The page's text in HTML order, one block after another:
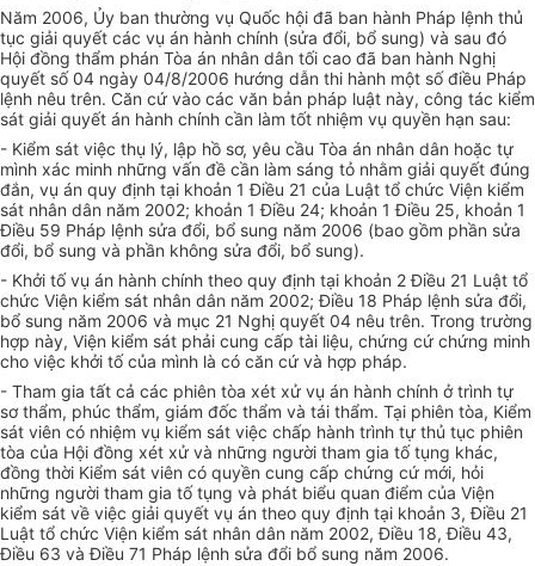
Năm 2006, Ủy ban thường vụ Quốc hội đã ban hành Pháp lệnh thủ
tục giải quyết các vụ án hành chính (sửa đổi, bổ sung) và sau đó
Hội đồng thẩm phán Tòa án nhân dân tối cao đã ban hành Nghị
quyết số 04 ngày 04/8/2006 hướng dẫn thi hành một số điều Pháp
lệnh nêu trên. Căn cứ vào các văn bản pháp luật này, công tác kiểm
sát giải quyết án hành chính cần làm tốt nhiệm vụ quyền hạn sau:
- Kiểm sát việc thụ lý, lập hồ sơ, yêu cầu Tòa án nhân dân hoặc tự
mình xác minh những vấn đề cần làm sáng tỏ nhằm giải quyết đúng
đắn, vụ án quy định tại khoản 1 Điều 21 của Luật tổ chức Viện kiểm
sát nhân dân năm 2002; khoản 1 Điều 24; khoản 1 Điều 25, khoản 1
Điều 59 Pháp lệnh sửa đổi, bổ sung năm 2006 (bao gồm phần sửa
đổi, bổ sung và phần không sửa đổi, bổ sung).
- Khởi tố vụ án hành chính theo quy định tại khoản 2 Điều 21 Luật tổ
chức Viện kiểm sát nhân dân năm 2002; Điều 18 Pháp lệnh sửa đổi,
bổ sung năm 2006 và mục 21 Nghị quyết 04 nêu trên. Trong trường
hợp này, Viện kiểm sát phải cung cấp tài liệu, chứng cứ chứng minh
cho việc khởi tố của mình là có căn cứ và hợp pháp.
- Tham gia tất cả các phiên tòa xét xử vụ án hành chính ở trình tự
sơ thẩm, phúc thẩm, giám đốc thẩm và tái thẩm. Tại phiên tòa, Kiểm
sát viên có nhiệm vụ kiểm sát việc chấp hành trình tự thủ tục phiên
tòa của Hội đồng xét xử và những người tham gia tố tụng khác,
đồng thời Kiểm sát viên có quyền cung cấp chứng cứ mới, hỏi
những người tham gia tố tụng và phát biểu quan điểm của Viện
kiểm sát về việc giải quyết vụ án theo quy định tại khoản 3, Điều 21
Luật tổ chức Viện kiểm sát nhân dân năm 2002, Điều 18, Điều 43,
Điều 63 và Điều 71 Pháp lệnh sửa đổi bổ sung năm 2006.